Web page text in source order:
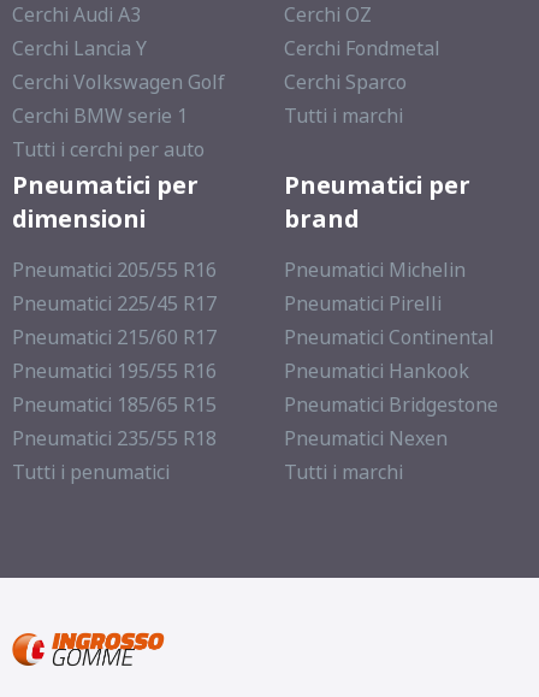
Cerchi Audi A3
Cerchi Lancia Y
Cerchi Volkswagen Golf
Cerchi BMW serie 1
Tutti i cerchi per auto
Cerchi OZ
Cerchi Fondmetal
Cerchi Sparco
Tutti i marchi
Pneumatici per
dimensioni
Pneumatici 205/55 R16
Pneumatici 225/45 R17
Pneumatici 215/60 R17
Pneumatici 195/55 R16
Pneumatici 185/65 R15
Pneumatici 235/55 R18
Tutti i penumatici
Pneumatici per
brand
Pneumatici Michelin
Pneumatici Pirelli
Pneumatici Continental
Pneumatici Hankook
Pneumatici Bridgestone
Pneumatici Nexen
Tutti i marchi